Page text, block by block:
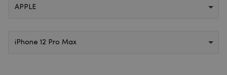
APPLE
iPhone 12 Pro Max